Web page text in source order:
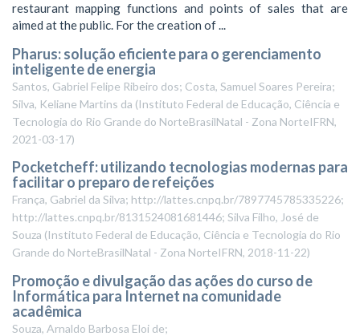
restaurant mapping functions and points of sales that are
aimed at the public. For the creation of ...
Pharus: solução eficiente para o gerenciamento
inteligente de energia
Santos, Gabriel Felipe Ribeiro dos; Costa, Samuel Soares Pereira;
Silva, Keliane Martins da (Instituto Federal de Educação, Ciência e
Tecnologia do Rio Grande do NorteBrasilNatal - Zona NorteIFRN,
2021-03-17)
Pocketcheff: utilizando tecnologias modernas para
facilitar o preparo de refeições
França, Gabriel da Silva; http://lattes.cnpq.br/7897745785335226;
http://lattes.cnpq.br/8131524081681446; Silva Filho, José de
Souza (Instituto Federal de Educação, Ciência e Tecnologia do Rio
Grande do NorteBrasilNatal - Zona NorteIFRN, 2018-11-22)
Promoção e divulgação das ações do curso de
Informática para Internet na comunidade
acadêmica
Souza, Arnaldo Barbosa Eloi de;